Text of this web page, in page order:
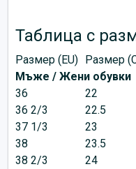
Таблица с
Размер (EU) Размер
Мъже / Жени обувки
36
22
36 2/3
22.5
37 1/3
23
38
23.5
38 2/3
24